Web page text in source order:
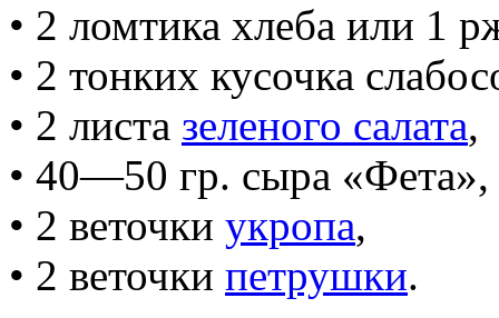
• 2 ломтика хлеба или 1
• 2 тонких кусочка
• 2 листа зеленого салата,
• 40—50 гр. сыра «Фета»,
• 2 веточки укропа,
• 2 веточки петрушки.